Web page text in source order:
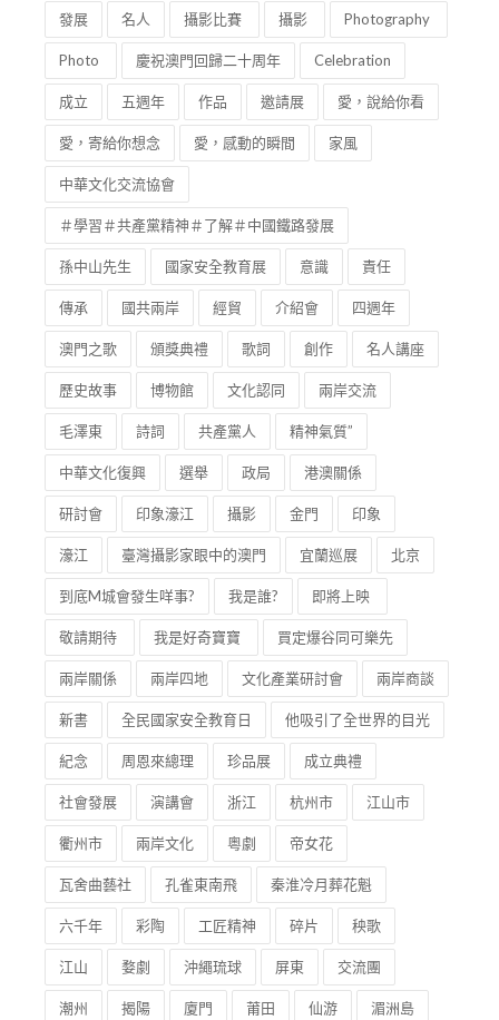
發展 名人 攝影比賽 攝影 Photography
Photo 慶祝澳門回歸二十周年 Celebration
成立 五週年 作品 邀請展 愛，說給你看
愛，寄給你想念 愛，感動的瞬間 家風
中華文化交流協會
＃學習＃共產黨精神＃了解＃中國鐵路發展
孫中山先生 國家安全教育展 意識 責任
傳承 國共兩岸 經貿 介紹會 四週年
澳門之歌 頒獎典禮 歌詞 創作 名人講座
歷史故事 博物館 文化認同 兩岸交流
毛澤東 詩詞 共產黨人 精神氣質”
中華文化復興 選舉 政局 港澳關係
研討會 印象濠江 攝影 金門 印象
濠江 臺灣攝影家眼中的澳門 宜蘭巡展 北京
到底M城會發生咩事? 我是誰? 即將上映
敬請期待 我是好奇寶寶 買定爆谷同可樂先
兩岸關係 兩岸四地 文化產業研討會 兩岸商談
新書 全民國家安全教育日 他吸引了全世界的目光
紀念 周恩來總理 珍品展 成立典禮
社會發展 演講會 浙江 杭州市 江山市
衢州市 兩岸文化 粵劇 帝女花
瓦舍曲藝社 孔雀東南飛 秦淮冷月葬花魁
六千年 彩陶 工匠精神 碎片 秧歌
江山 婺劇 沖繩琉球 屏東 交流團
潮州 揭陽 廈門 莆田 仙游 湄洲島